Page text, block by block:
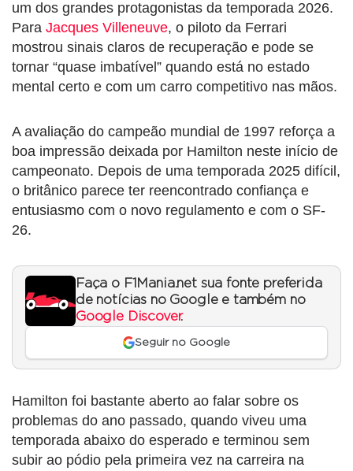
um dos grandes protagonistas da temporada 2026.
Para Jacques Villeneuve, o piloto da Ferrari
mostrou sinais claros de recuperação e pode se
tornar “quase imbatível” quando está no estado
mental certo e com um carro competitivo nas mãos.
A avaliação do campeão mundial de 1997 reforça a
boa impressão deixada por Hamilton neste início de
campeonato. Depois de uma temporada 2025 difícil,
o britânico parece ter reencontrado confiança e
entusiasmo com o novo regulamento e com o SF-
26.
Faça o F1Mania.net sua fonte preferida
de notícias no Google e também no
Google Discover.
Seguir no Google
Hamilton foi bastante aberto ao falar sobre os
problemas do ano passado, quando viveu uma
temporada abaixo do esperado e terminou sem
subir ao pódio pela primeira vez na carreira na